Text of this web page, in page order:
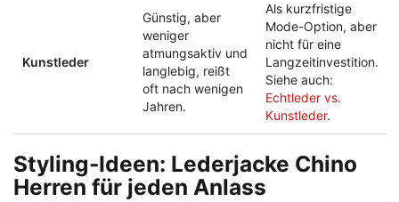
Kunstleder
Günstig, aber
weniger
atmungsaktiv und
langlebig, reißt
oft nach wenigen
Jahren.
Als kurzfristige
Mode-Option, aber
nicht für eine
Langzeitinvestition.
Siehe auch:
Echtleder vs.
Kunstleder.
Styling-Ideen: Lederjacke Chino
Herren für jeden Anlass